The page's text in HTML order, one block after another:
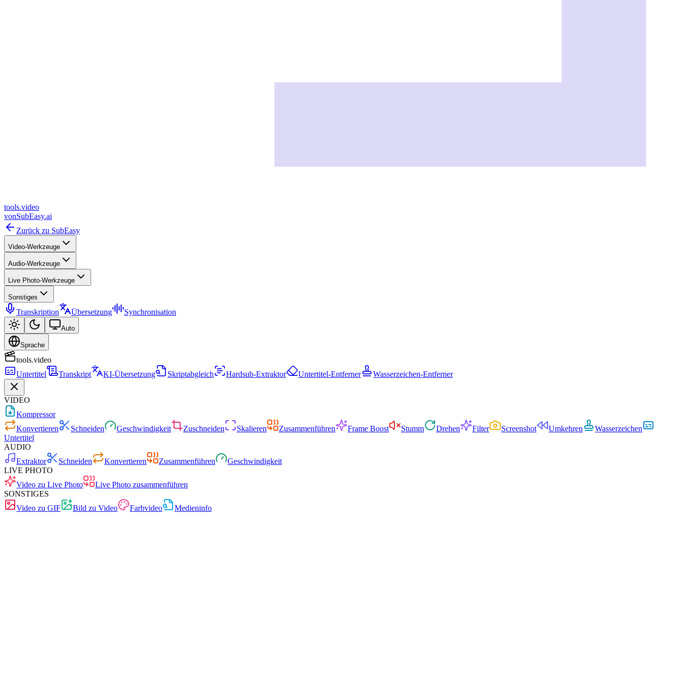
tools.video
vonSubEasy.ai
Zurück zu SubEasy
Video-Werkzeuge
Audio-Werkzeuge
Live Photo-Werkzeuge
Sonstiges
Transkription Übersetzung Synchronisation
Auto
Sprache
tools.video
Untertitel
Transkript KI-Übersetzung Skriptabgleich Hardsub-Extraktor Untertitel-Entferner Wasserzeichen-Entferner
VIDEO
Kompressor
Konvertieren
Schneiden Geschwindigkeit Zuschneiden Skalieren Zusammenführen Frame Boost Stumm Drehen Filter Screenshot Umkehren
Wasserzeichen
Untertitel
AUDIO
Extraktor
Schneiden Konvertieren Zusammenführen
Geschwindigkeit
LIVE PHOTO
Video zu Live Photo
Live Photo zusammenführen
SONSTIGES
Video zu GIF
Bild zu Video Farbvideo
Medieninfo